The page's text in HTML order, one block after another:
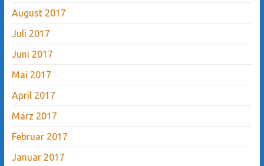
August 2017
Juli 2017
Juni 2017
Mai 2017
April 2017
März 2017
Februar 2017
Januar 2017